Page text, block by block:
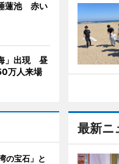
最新ニ
蓮池 赤い
」出現 昼
万人来場
の宝石」と